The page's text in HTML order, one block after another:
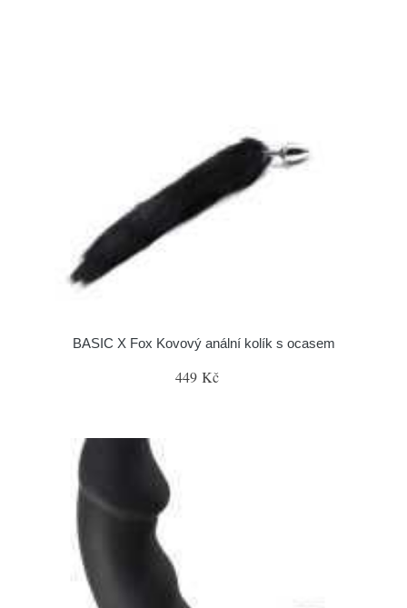
BASIC X Fox Kovový anální kolík s ocasem
449 Kč